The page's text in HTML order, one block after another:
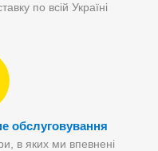
по всій Україні
обслуговування
в яких ми впевнені